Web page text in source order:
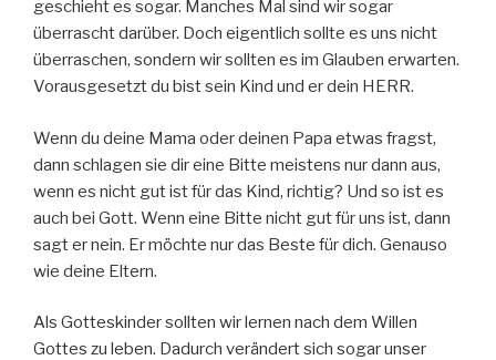
geschieht es sogar. Manches Mal sind wir sogar
überrascht darüber. Doch eigentlich sollte es uns nicht
überraschen, sondern wir sollten es im Glauben erwarten.
Vorausgesetzt du bist sein Kind und er dein HERR.
Wenn du deine Mama oder deinen Papa etwas fragst,
dann schlagen sie dir eine Bitte meistens nur dann aus,
wenn es nicht gut ist für das Kind, richtig? Und so ist es
auch bei Gott. Wenn eine Bitte nicht gut für uns ist, dann
sagt er nein. Er möchte nur das Beste für dich. Genauso
wie deine Eltern.
Als Gotteskinder sollten wir lernen nach dem Willen
Gottes zu leben. Dadurch verändert sich sogar unser